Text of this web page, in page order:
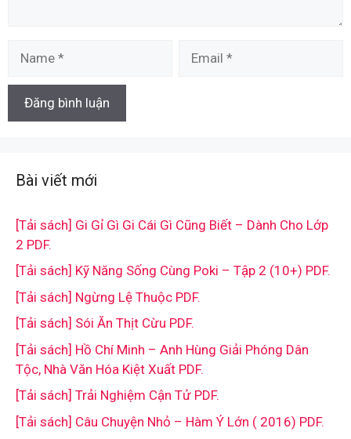
Bài viết mới
[Tải sách] Gi Gỉ Gì Gi Cái Gì Cũng Biết – Dành Cho Lớp
2 PDF.
[Tải sách] Kỹ Năng Sống Cùng Poki – Tập 2 (10+) PDF.
[Tải sách] Ngừng Lệ Thuộc PDF.
[Tải sách] Sói Ăn Thịt Cừu PDF.
[Tải sách] Hồ Chí Minh – Anh Hùng Giải Phóng Dân
Tộc, Nhà Văn Hóa Kiệt Xuất PDF.
[Tải sách] Trải Nghiệm Cận Tử PDF.
[Tải sách] Câu Chuyện Nhỏ – Hàm Ý Lớn ( 2016) PDF.